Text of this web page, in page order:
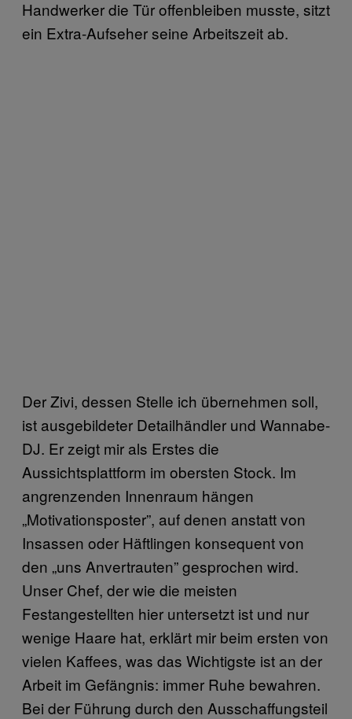
Handwerker die Tür offenbleiben musste, sitzt
ein Extra-Aufseher seine Arbeitszeit ab.
Der Zivi, dessen Stelle ich übernehmen soll,
ist ausgebildeter Detailhändler und Wannabe-
DJ. Er zeigt mir als Erstes die
Aussichtsplattform im obersten Stock. Im
angrenzenden Innenraum hängen
„Motivationsposter”, auf denen anstatt von
Insassen oder Häftlingen konsequent von
den „uns Anvertrauten” gesprochen wird.
Unser Chef, der wie die meisten
Festangestellten hier untersetzt ist und nur
wenige Haare hat, erklärt mir beim ersten von
vielen Kaffees, was das Wichtigste ist an der
Arbeit im Gefängnis: immer Ruhe bewahren.
Bei der Führung durch den Ausschaffungsteil